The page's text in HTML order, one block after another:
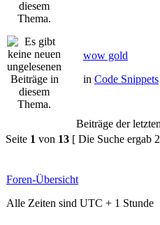
wow gold
in Code Snippets
Beiträge der
Seite 1 von 13 [ Die Suche ergab
Foren-Übersicht
Alle Zeiten sind UTC + 1 Stunde